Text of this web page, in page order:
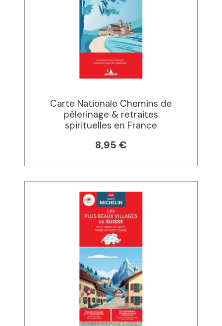
Carte Nationale Chemins de
pèlerinage & retraites
spirituelles en France
8,95 €